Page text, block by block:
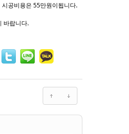
시공비용은 55만원이됩니다.
바랍니다.